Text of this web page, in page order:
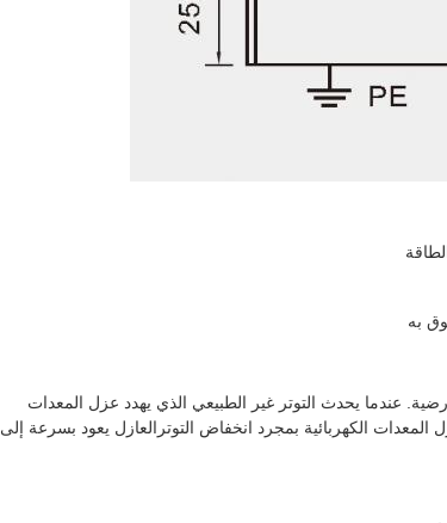
به
عندما يحدث التوتر غير الطبيعي الذي يهدد عزل المعدات
الكهربائية بمجرد انخفاض التوترالعازل يعود بسرعة إلى